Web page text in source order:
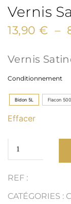
Vernis
13,90 € –
Vernis
Conditionnement
Bidon 5L Flacon
Effacer
quantité
REF :
CATÉGORIES :